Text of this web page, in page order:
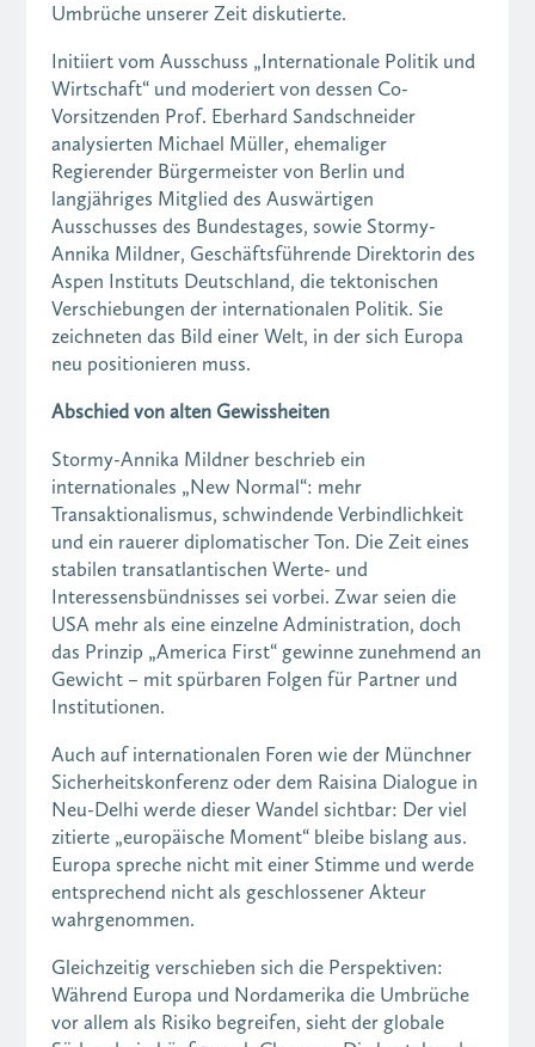
Umbrüche unserer Zeit diskutierte.
Initiiert vom Ausschuss „Internationale Politik und
Wirtschaft“ und moderiert von dessen Co-
Vorsitzenden Prof. Eberhard Sandschneider
analysierten Michael Müller, ehemaliger
Regierender Bürgermeister von Berlin und
langjähriges Mitglied des Auswärtigen
Ausschusses des Bundestages, sowie Stormy-
Annika Mildner, Geschäftsführende Direktorin des
Aspen Instituts Deutschland, die tektonischen
Verschiebungen der internationalen Politik. Sie
zeichneten das Bild einer Welt, in der sich Europa
neu positionieren muss.
Abschied von alten Gewissheiten
Stormy-Annika Mildner beschrieb ein
internationales „New Normal“: mehr
Transaktionalismus, schwindende Verbindlichkeit
und ein rauerer diplomatischer Ton. Die Zeit eines
stabilen transatlantischen Werte- und
Interessensbündnisses sei vorbei. Zwar seien die
USA mehr als eine einzelne Administration, doch
das Prinzip „America First“ gewinne zunehmend an
Gewicht – mit spürbaren Folgen für Partner und
Institutionen.
Auch auf internationalen Foren wie der Münchner
Sicherheitskonferenz oder dem Raisina Dialogue in
Neu-Delhi werde dieser Wandel sichtbar: Der viel
zitierte „europäische Moment“ bleibe bislang aus.
Europa spreche nicht mit einer Stimme und werde
entsprechend nicht als geschlossener Akteur
wahrgenommen.
Gleichzeitig verschieben sich die Perspektiven:
Während Europa und Nordamerika die Umbrüche
vor allem als Risiko begreifen, sieht der globale